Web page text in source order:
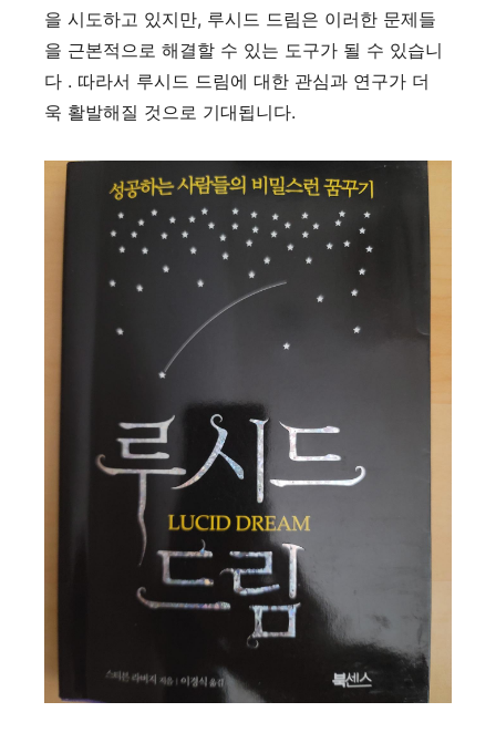
을 시도하고 있지만, 루시드 드림은 이러한 문제들
을 근본적으로 해결할 수 있는 도구가 될 수 있습니
다 . 따라서 루시드 드림에 대한 관심과 연구가 더
욱 활발해질 것으로 기대됩니다.